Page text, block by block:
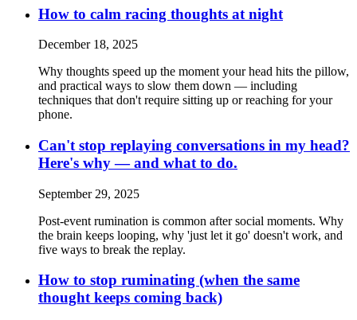
How to calm racing thoughts at night
December 18, 2025
Why thoughts speed up the moment your head hits the pillow,
and practical ways to slow them down — including
techniques that don't require sitting up or reaching for your
phone.
Can't stop replaying conversations in my head?
Here's why — and what to do.
September 29, 2025
Post-event rumination is common after social moments. Why
the brain keeps looping, why 'just let it go' doesn't work, and
five ways to break the replay.
How to stop ruminating (when the same
thought keeps coming back)